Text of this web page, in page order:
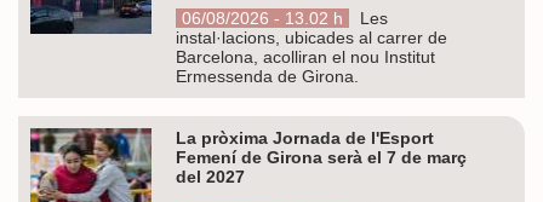
06/08/2026 - 13.02 h
Les
instal·lacions, ubicades al carrer de
Barcelona, acolliran el nou Institut
Ermessenda de Girona.
La pròxima Jornada de l'Esport
Femení de Girona serà el 7 de març
del 2027